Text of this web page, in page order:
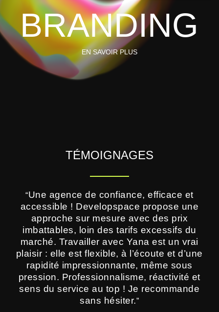
BRANDING
BRANDING
EN SAVOIR PLUS
TÉMOIGNAGES
“Une agence de confiance, efficace et
accessible ! Developspace propose une
approche sur mesure avec des prix
imbattables, loin des tarifs excessifs du
marché. Travailler avec Yana est un vrai
plaisir : elle est flexible, à l’écoute et d’une
rapidité impressionnante, même sous
pression. Professionnalisme, réactivité et
sens du service au top ! Je recommande
sans hésiter.”